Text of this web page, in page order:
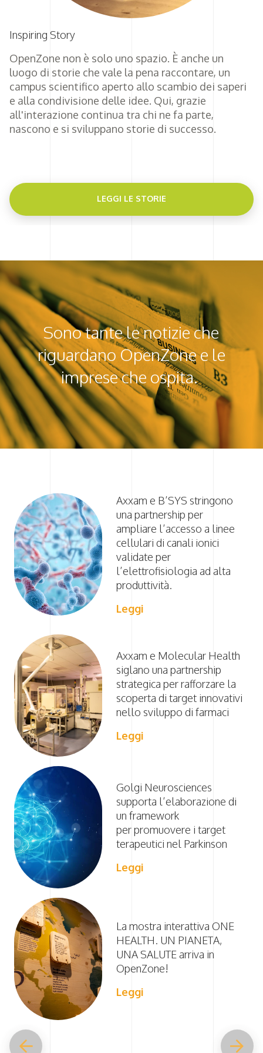
Inspiring Story
OpenZone non è solo uno spazio. È anche un
luogo di storie che vale la pena raccontare, un
campus scientifico aperto allo scambio dei saperi
e alla condivisione delle idee. Qui, grazie
all'interazione continua tra chi ne fa parte,
nascono e si sviluppano storie di successo.
LEGGI LE STORIE
Sono tante le notizie che
riguardano OpenZone e le
imprese che ospita.
Axxam e B’SYS stringono
una partnership per
ampliare l’accesso a linee
cellulari di canali ionici
validate per
l’elettrofisiologia ad alta
produttività.
Leggi
Axxam e Molecular Health
siglano una partnership
strategica per rafforzare la
scoperta di target innovativi
nello sviluppo di farmaci
Leggi
Golgi Neurosciences
supporta l’elaborazione di
un framework
per promuovere i target
terapeutici nel Parkinson
Leggi
La mostra interattiva ONE
HEALTH. UN PIANETA,
UNA SALUTE arriva in
OpenZone!
Leggi